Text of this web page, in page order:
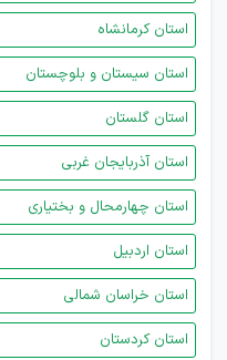
استان کرمانشاه
استان سیستان و بلوچستان
استان گلستان
استان آذربایجان غربی
استان چهارمحال و بختیاری
استان اردبیل
استان خراسان شمالی
استان کردستان